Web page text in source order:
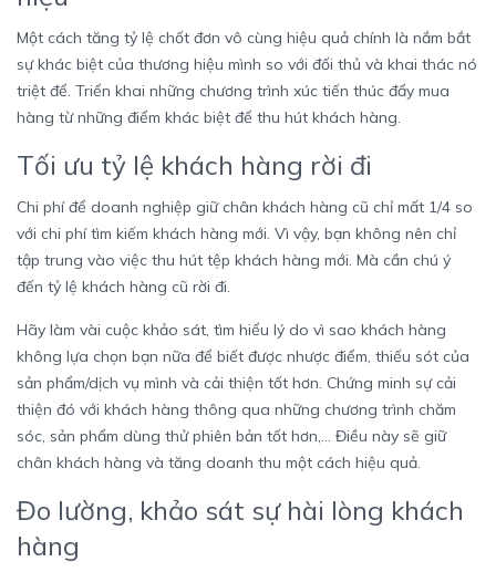
Một cách tăng tỷ lệ chốt đơn vô cùng hiệu quả chính là nắm bắt
sự khác biệt của thương hiệu mình so với đối thủ và khai thác nó
triệt để. Triển khai những chương trình xúc tiến thúc đẩy mua
hàng từ những điểm khác biệt để thu hút khách hàng.
Tối ưu tỷ lệ khách hàng rời đi
Chi phí để doanh nghiệp giữ chân khách hàng cũ chỉ mất 1/4 so
với chi phí tìm kiếm khách hàng mới. Vì vậy, bạn không nên chỉ
tập trung vào việc thu hút tệp khách hàng mới. Mà cần chú ý
đến tỷ lệ khách hàng cũ rời đi.
Hãy làm vài cuộc khảo sát, tìm hiểu lý do vì sao khách hàng
không lựa chọn bạn nữa để biết được nhược điểm, thiếu sót của
sản phẩm/dịch vụ mình và cải thiện tốt hơn. Chứng minh sự cải
thiện đó với khách hàng thông qua những chương trình chăm
sóc, sản phẩm dùng thử phiên bản tốt hơn,… Điều này sẽ giữ
chân khách hàng và tăng doanh thu một cách hiệu quả.
Đo lường, khảo sát sự hài lòng khách
hàng